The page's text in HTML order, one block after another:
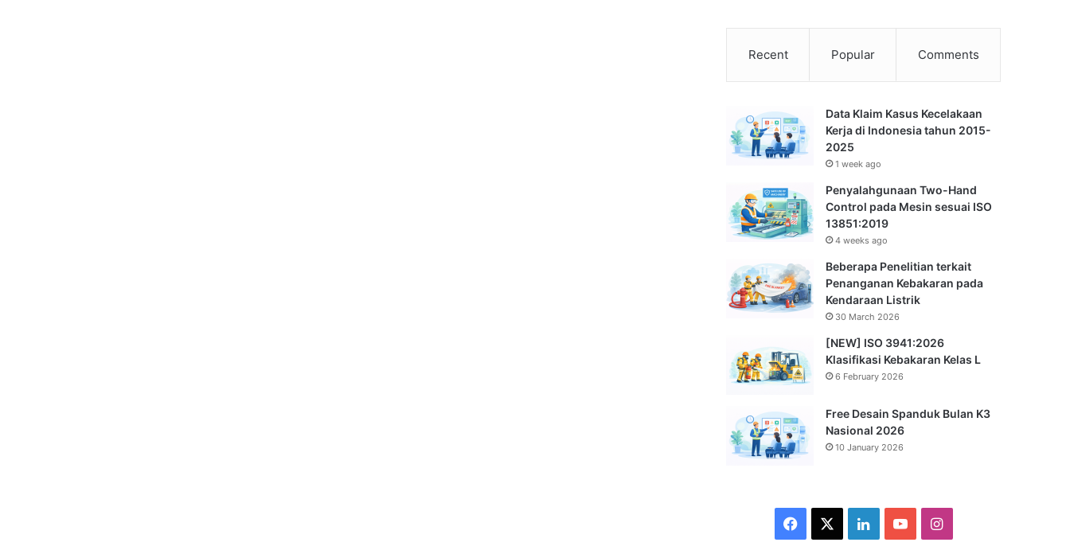
Recent Popular Comments
Data Klaim Kasus Kecelakaan
Kerja di Indonesia tahun 2015-
2025
1 week ago
Penyalahgunaan Two-Hand
Control pada Mesin sesuai ISO
13851:2019
4 weeks ago
Beberapa Penelitian terkait
Penanganan Kebakaran pada
Kendaraan Listrik
30 March 2026
[NEW] ISO 3941:2026
Klasifikasi Kebakaran Kelas L
6 February 2026
Free Desain Spanduk Bulan K3
Nasional 2026
10 January 2026
Facebook LinkedInYouTubeInstagram